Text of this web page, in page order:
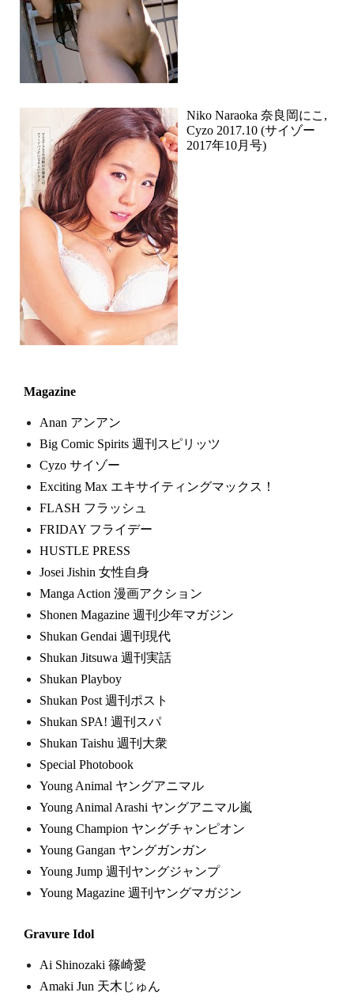
Niko Naraoka 奈良岡にこ,
Cyzo 2017.10 (サイゾー
2017年10月号)
Magazine
Anan アンアン
Big Comic Spirits 週刊スピリッツ
Cyzo サイゾー
Exciting Max エキサイティングマックス！
FLASH フラッシュ
FRIDAY フライデー
HUSTLE PRESS
Josei Jishin 女性自身
Manga Action 漫画アクション
Shonen Magazine 週刊少年マガジン
Shukan Gendai 週刊現代
Shukan Jitsuwa 週刊実話
Shukan Playboy
Shukan Post 週刊ポスト
Shukan SPA! 週刊スパ
Shukan Taishu 週刊大衆
Special Photobook
Young Animal ヤングアニマル
Young Animal Arashi ヤングアニマル嵐
Young Champion ヤングチャンピオン
Young Gangan ヤングガンガン
Young Jump 週刊ヤングジャンプ
Young Magazine 週刊ヤングマガジン
Gravure Idol
Ai Shinozaki 篠崎愛
Amaki Jun 天木じゅん